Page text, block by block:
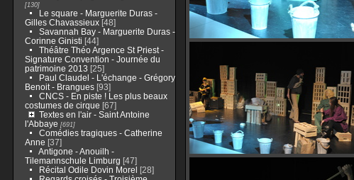
[130]
Le square - Marguerite Duras -
Gilles Chavassieux[48]
Savannah Bay - Marguerite Duras -
Corinne Ginisti [44]
Théâtre Théo Argence St Priest -
Signature Convention - Journée du
patrimoine 2013 [25]
Paul Claudel - L'échange - Grégory
Benoit - Brangues[93]
CNCS - En piste ! Les plus beaux
costumes de cirque [67]
Textes en l'air - Saint Antoine
l'Abbaye [691]
Comédies tragiques - Catherine
Anne [37]
Antigone - Anouilh -
Tilemannschule Limburg [47]
Récital Odile Dovin Morel [28]